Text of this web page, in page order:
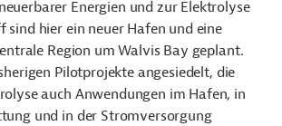
Energien und zur Elektrolyse
sind hier ein neuer Hafen und eine
Region um Walvis Bay geplant.
Pilotprojekte angesiedelt, die
auch Anwendungen im Hafen, in
und in der Stromversorgung